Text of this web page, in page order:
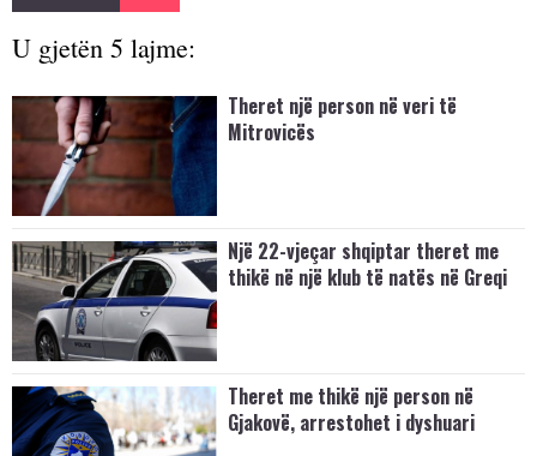
U gjetën 5 lajme:
Theret një person në veri të
Mitrovicës
Një 22-vjeçar shqiptar theret me
thikë në një klub të natës në Greqi
Theret me thikë një person në
Gjakovë, arrestohet i dyshuari